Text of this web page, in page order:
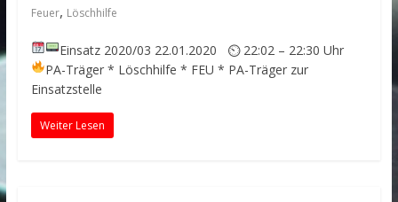
Feuer, Löschhilfe
Einsatz 2020/03 22.01.2020 ⏲ 22:02 – 22:30 Uhr
PA-Träger * Löschhilfe * FEU * PA-Träger zur
Einsatzstelle
Weiter Lesen